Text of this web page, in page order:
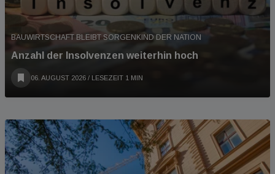
BAUWIRTSCHAFT BLEIBT SORGENKIND DER NATION
Anzahl der Insolvenzen weiterhin hoch
06. AUGUST 2026 / LESEZEIT 1 MIN